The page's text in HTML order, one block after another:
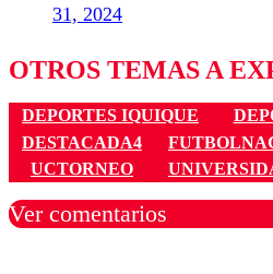
31, 2024
OTROS TEMAS A
DEPORTES IQUIQUE
DESTACADA4
UCTORNEO
Ver comentarios